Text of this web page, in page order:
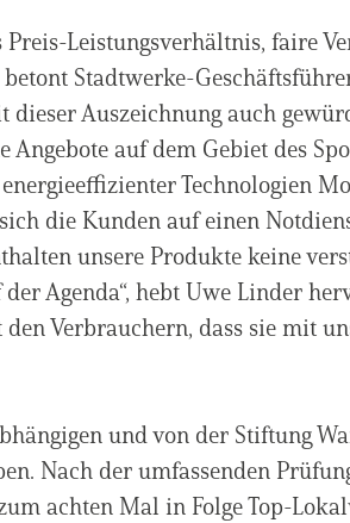
Leistungsverhältnis, faire
Stadtwerke-
dieser Auszeichnung auch
Angebote auf dem Gebiet des
Technologien
die Kunden auf einen
unsere Produkte keine
Agenda“, hebt Uwe Linder
Verbrauchern, dass sie mit
und von der Stiftung
Nach der umfassenden
achten Mal in Folge Top-